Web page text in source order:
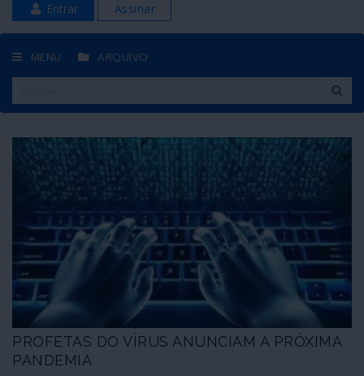
Entrar Assinar
MENU ARQUIVO
PROFETAS DO VÍRUS ANUNCIAM A PRÓXIMA
PANDEMIA